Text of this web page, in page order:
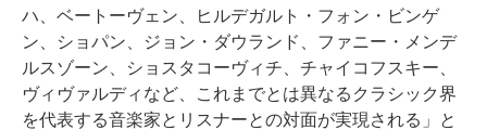
ハ、ベートーヴェン、ヒルデガルト・フォン・ビンゲ
ン、ショパン、ジョン・ダウランド、ファニー・メンデ
ルスゾーン、ショスタコーヴィチ、チャイコフスキー、
ヴィヴァルディなど、これまでとは異なるクラシック界
を代表する音楽家とリスナーとの対面が実現される」と